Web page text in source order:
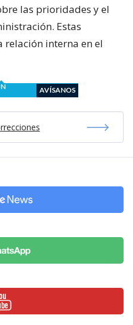
las prioridades y el
Estas
relación interna en el
AVÍSANOS